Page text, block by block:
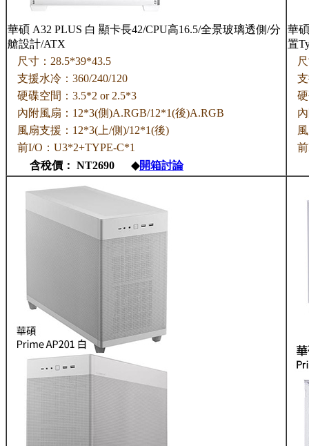
華碩 A32 PLUS 白 顯卡長42/CPU高16.5/全景玻璃透側/分
艙設計/ATX
尺寸：28.5*39*43.5
支援水冷：360/240/120
硬碟空間：3.5*2 or 2.5*3
內附風扇：12*3(側)A.RGB/12*1(後)A.RGB
風扇支援：12*3(上/側)/12*1(後)
前I/O：U3*2+TYPE-C*1
含稅價： NT2690 ◆開箱討論
華
置